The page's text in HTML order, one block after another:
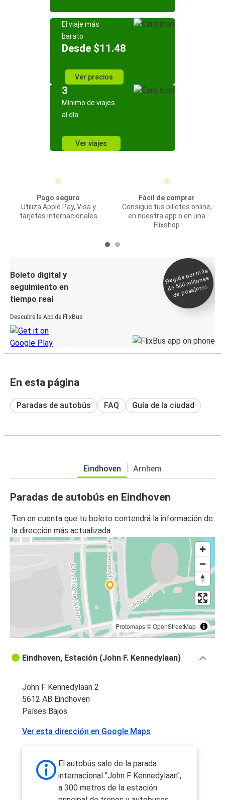
El viaje más
barato
Desde $11.48
Ver precios
3
Mínimo de viajes
al día
Ver viajes
Pago seguro
Utiliza Apple Pay, Visa y
tarjetas internacionales
Fácil de comprar
Consigue tus billetes online,
en nuestra app o en una
Flixshop
Boleto digital y
seguimiento en
tiempo real
Descubre la App de FlixBus
Elegida por
más
de 500
millones
de pasajeros
En esta página
Paradas de autobús FAQ Guía de la ciudad
Eindhoven Arnhem
Paradas de autobús en Eindhoven
Ten en cuenta que tu boleto contendrá la información de
la dirección más actualizada.
Protomaps©OpenStreetMap
Eindhoven, Estación (John F. Kennedylaan)
John F Kennedylaan 2
5612 AB Eindhoven
Países Bajos
Ver esta dirección en Google Maps
El autobús sale de la parada
internacional "John F Kennedylaan",
a 300 metros de la estación